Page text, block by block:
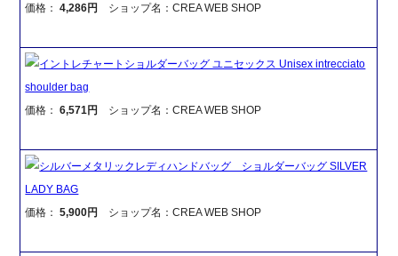
価格：4,286円 ショップ名：CREA WEB SHOP
イントレチャートショルダーバッグ ユニセックス Unisex intrecciato
shoulder bag
価格：6,571円 ショップ名：CREA WEB SHOP
シルバーメタリックレディハンドバッグ ショルダーバッグ SILVER
LADY BAG
価格：5,900円 ショップ名：CREA WEB SHOP